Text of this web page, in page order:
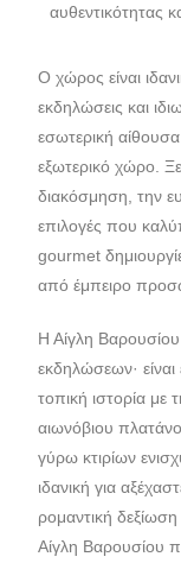
αυθεντικότητας
Ο χώρος είναι
εκδηλώσεις και
εσωτερική
εξωτερικό χώρο.
διακόσμηση, την
επιλογές που
gourmet
από έμπειρο
Η Αίγλη
εκδηλώσεων·
τοπική ιστορία με
αιωνόβιου
γύρω κτιρίων
ιδανική για
ρομαντική
Αίγλη Βαρουσίου